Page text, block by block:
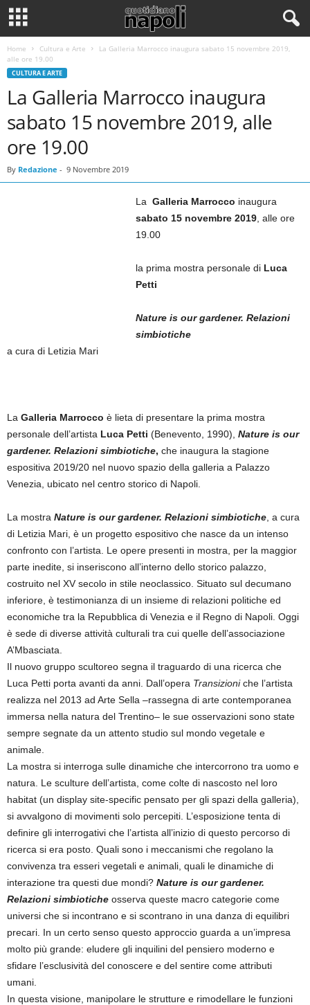
Home Cultura e Arte
La Galleria Marrocco inaugura sabato 15 novembre 2019,
alle ore 19.00
CULTURA E ARTE
La Galleria Marrocco inaugura
sabato 15 novembre 2019, alle
ore 19.00
By Redazione - 9 Novembre 2019
LaGalleria Marrocco inaugura
sabato 15 novembre 2019 , alle ore
19.00
la prima mostra personale di Luca
Petti
Nature is our gardener. Relazioni
simbiotiche
a cura di Letizia Mari
La Galleria Marrocco è lieta di presentare la prima mostra
personale dell’artista Luca Petti (Benevento, 1990), Nature is our
gardener. Relazioni simbiotiche, che inaugura la stagione
espositiva 2019/20 nel nuovo spazio della galleria a Palazzo
Venezia, ubicato nel centro storico di Napoli.
La mostra Nature is our gardener. Relazioni simbiotiche , a cura
di Letizia Mari, è un progetto espositivo che nasce da un intenso
confronto con l’artista. Le opere presenti in mostra, per la maggior
parte inedite, si inseriscono all’interno dello storico palazzo,
costruito nel XV secolo in stile neoclassico. Situato sul decumano
inferiore, è testimonianza di un insieme di relazioni politiche ed
economiche tra la Repubblica di Venezia e il Regno di Napoli. Oggi
è sede di diverse attività culturali tra cui quelle dell’associazione
A’Mbasciata.
Il nuovo gruppo scultoreo segna il traguardo di una ricerca che
Luca Petti porta avanti da anni. Dall’opera Transizioniche l’artista
realizza nel 2013 ad Arte Sella –rassegna di arte contemporanea
immersa nella natura del Trentino– le sue osservazioni sono state
sempre segnate da un attento studio sul mondo vegetale e
animale.
La mostra si interroga sulle dinamiche che intercorrono tra uomo e
natura. Le sculture dell’artista, come colte di nascosto nel loro
habitat (un display site-specific pensato per gli spazi della galleria),
si avvalgono di movimenti solo percepiti. L’esposizione tenta di
definire gli interrogativi che l’artista all’inizio di questo percorso di
ricerca si era posto. Quali sono i meccanismi che regolano la
convivenza tra esseri vegetali e animali, quali le dinamiche di
interazione tra questi due mondi? Nature is our gardener.
Relazioni simbiotiche osserva queste macro categorie come
universi che si incontrano e si scontrano in una danza di equilibri
precari. In un certo senso questo approccio guarda a un’impresa
molto più grande: eludere gli inquilini del pensiero moderno e
sfidare l’esclusività del conoscere e del sentire come attributi
umani.
In questa visione, manipolare le strutture e rimodellare le funzioni